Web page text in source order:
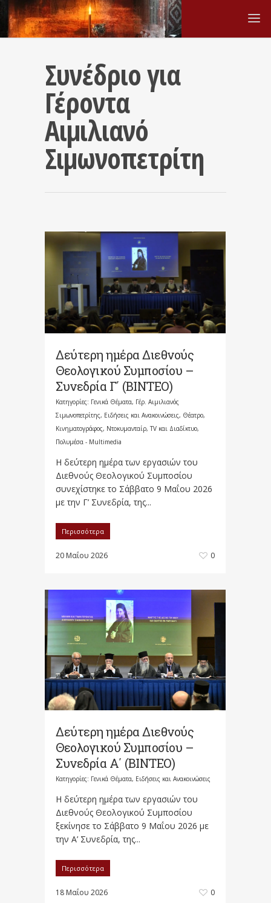
Συνέδριο για
Γέροντα
Αιμιλιανό
Σιμωνοπετρίτη
Δεύτερη ημέρα Διεθνούς
Θεολογικού Συμποσίου –
Συνεδρία Γ΄ (ΒΙΝΤΕΟ)
Κατηγορίες: Γενικά Θέματα, Γέρ. Αιμιλιανός
Σιμωνοπετρίτης, Ειδήσεις και Ανακοινώσεις, Θέατρο,
Κινηματογράφος, Ντοκυμανταίρ, TV και Διαδίκτυο,
Πολυμέσα - Multimedia
Η δεύτερη ημέρα των εργασιών του
Διεθνούς Θεολογικού Συμποσίου
συνεχίστηκε το Σάββατο 9 Μαΐου 2026
με την Γ’ Συνεδρία, της...
Περισσότερα
20 Μαΐου 2026 0
Δεύτερη ημέρα Διεθνούς
Θεολογικού Συμποσίου –
Συνεδρία Α΄ (BINTEO)
Κατηγορίες: Γενικά Θέματα, Ειδήσεις και Ανακοινώσεις
Η δεύτερη ημέρα των εργασιών του
Διεθνούς Θεολογικού Συμποσίου
ξεκίνησε το Σάββατο 9 Μαΐου 2026 με
την Α’ Συνεδρία, της...
Περισσότερα
18 Μαΐου 2026 0